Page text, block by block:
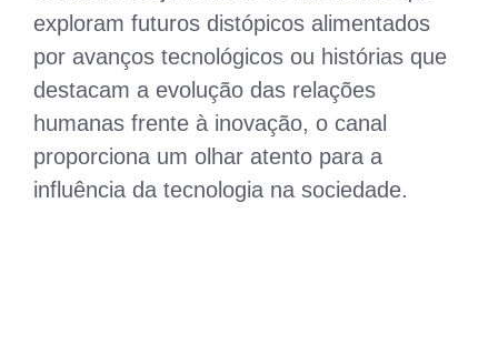
exploram futuros distópicos alimentados
por avanços tecnológicos ou histórias que
destacam a evolução das relações
humanas frente à inovação, o canal
proporciona um olhar atento para a
influência da tecnologia na sociedade.